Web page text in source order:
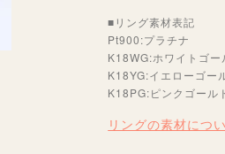
■リング素材表記
Pt900:プラチナ
K18WG:ホワイトゴー
K18YG:イエローゴー
K18PG:ピンクゴール
リングの素材につ